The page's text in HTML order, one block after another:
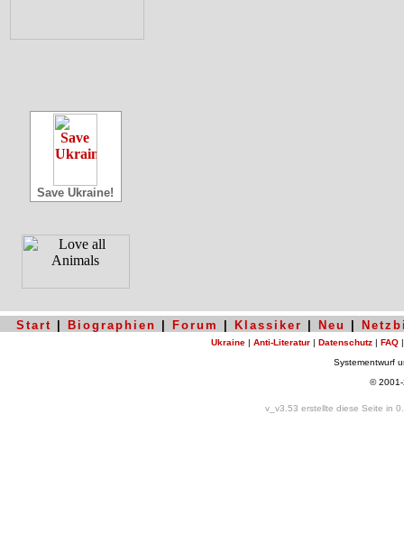
Save Ukraine!
Start Biographien Forum Klassiker Neu
Ukraine | Anti-Literatur | Datenschutz | FAQ
Systementwurf
©
v_v3.53 erstellte diese Seite in